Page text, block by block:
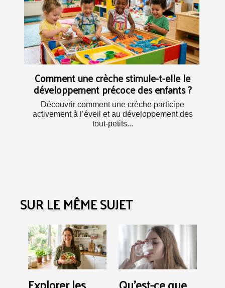
Comment une crèche stimule-t-elle le
développement précoce des enfants ?
Découvrir comment une crèche participe
activement à l’éveil et au développement des
tout-petits...
SUR LE MÊME SUJET